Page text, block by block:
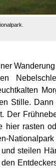
Stille.
Der
rasten
steilen